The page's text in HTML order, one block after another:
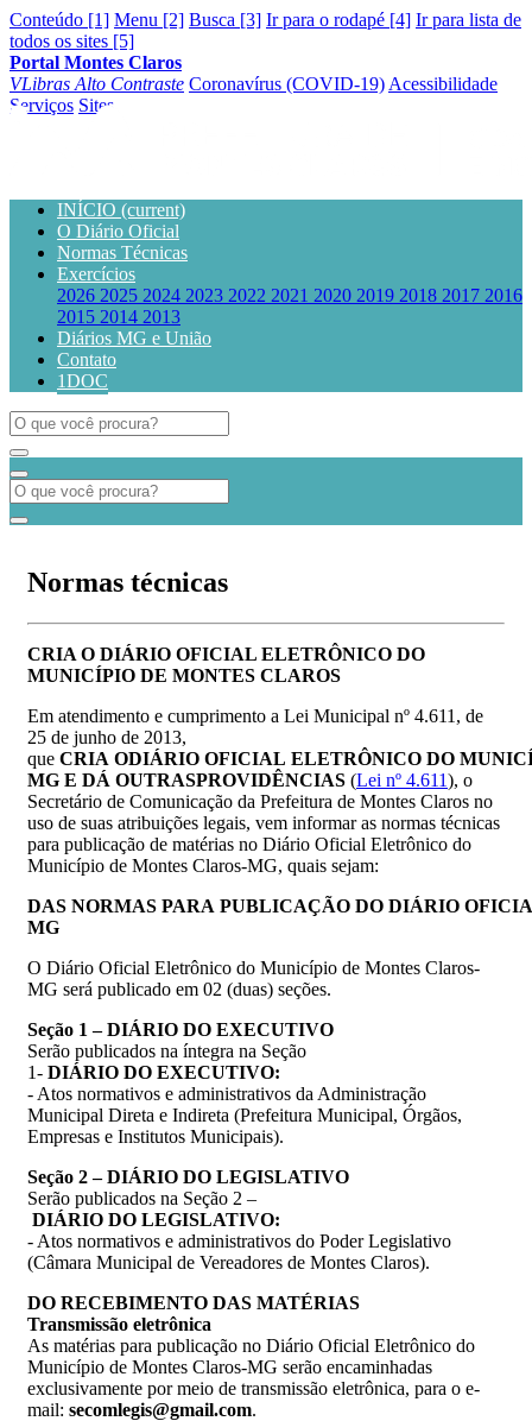
Conteúdo [1] Menu [2] Busca [3] Ir para o rodapé [4] Ir para lista de
todos os sites [5]
Portal Montes Claros
VLibras Alto Contraste Coronavírus (COVID-19) Acessibilidade
Serviços Sites
INÍCIO (current)
O Diário Oficial
Normas Técnicas
Exercícios
2026 2025 2024 2023 2022 2021 2020 2019 2018 2017 2016
2015 2014 2013
Diários MG e União
Contato
1DOC
Normas técnicas
CRIA O DIÁRIO OFICIAL ELETRÔNICO DO
MUNICÍPIO DE MONTES CLAROS
Em atendimento e cumprimento a Lei Municipal nº 4.611, de
25 de junho de 2013,
que CRIA ODIÁRIO OFICIAL ELETRÔNICO DO
MG E DÁ OUTRASPROVIDÊNCIAS (Lei nº 4.611), o
Secretário de Comunicação da Prefeitura de Montes Claros no
uso de suas atribuições legais, vem informar as normas técnicas
para publicação de matérias no Diário Oficial Eletrônico do
Município de Montes Claros-MG, quais sejam:
DAS NORMAS PARA PUBLICAÇÃO DO DIÁRIO
MG
O Diário Oficial Eletrônico do Município de Montes Claros-
MG será publicado em 02 (duas) seções.
Seção 1 –DIÁRIO DO EXECUTIVO
Serão publicados na íntegra na Seção
1- DIÁRIO DO EXECUTIVO:
- Atos normativos e administrativos da Administração
Municipal Direta e Indireta (Prefeitura Municipal, Órgãos,
Empresas e Institutos Municipais).
Seção 2–DIÁRIO DO LEGISLATIVO
Serão publicados na Seção 2 –
DIÁRIO DO LEGISLATIVO:
- Atos normativos e administrativos do Poder Legislativo
(Câmara Municipal de Vereadores de Montes Claros).
DO RECEBIMENTO DAS MATÉRIAS
Transmissão eletrônica
As matérias para publicação no Diário Oficial Eletrônico do
Município de Montes Claros-MG serão encaminhadas
exclusivamente por meio de transmissão eletrônica, para o e-
mail: secomlegis@gmail.com.